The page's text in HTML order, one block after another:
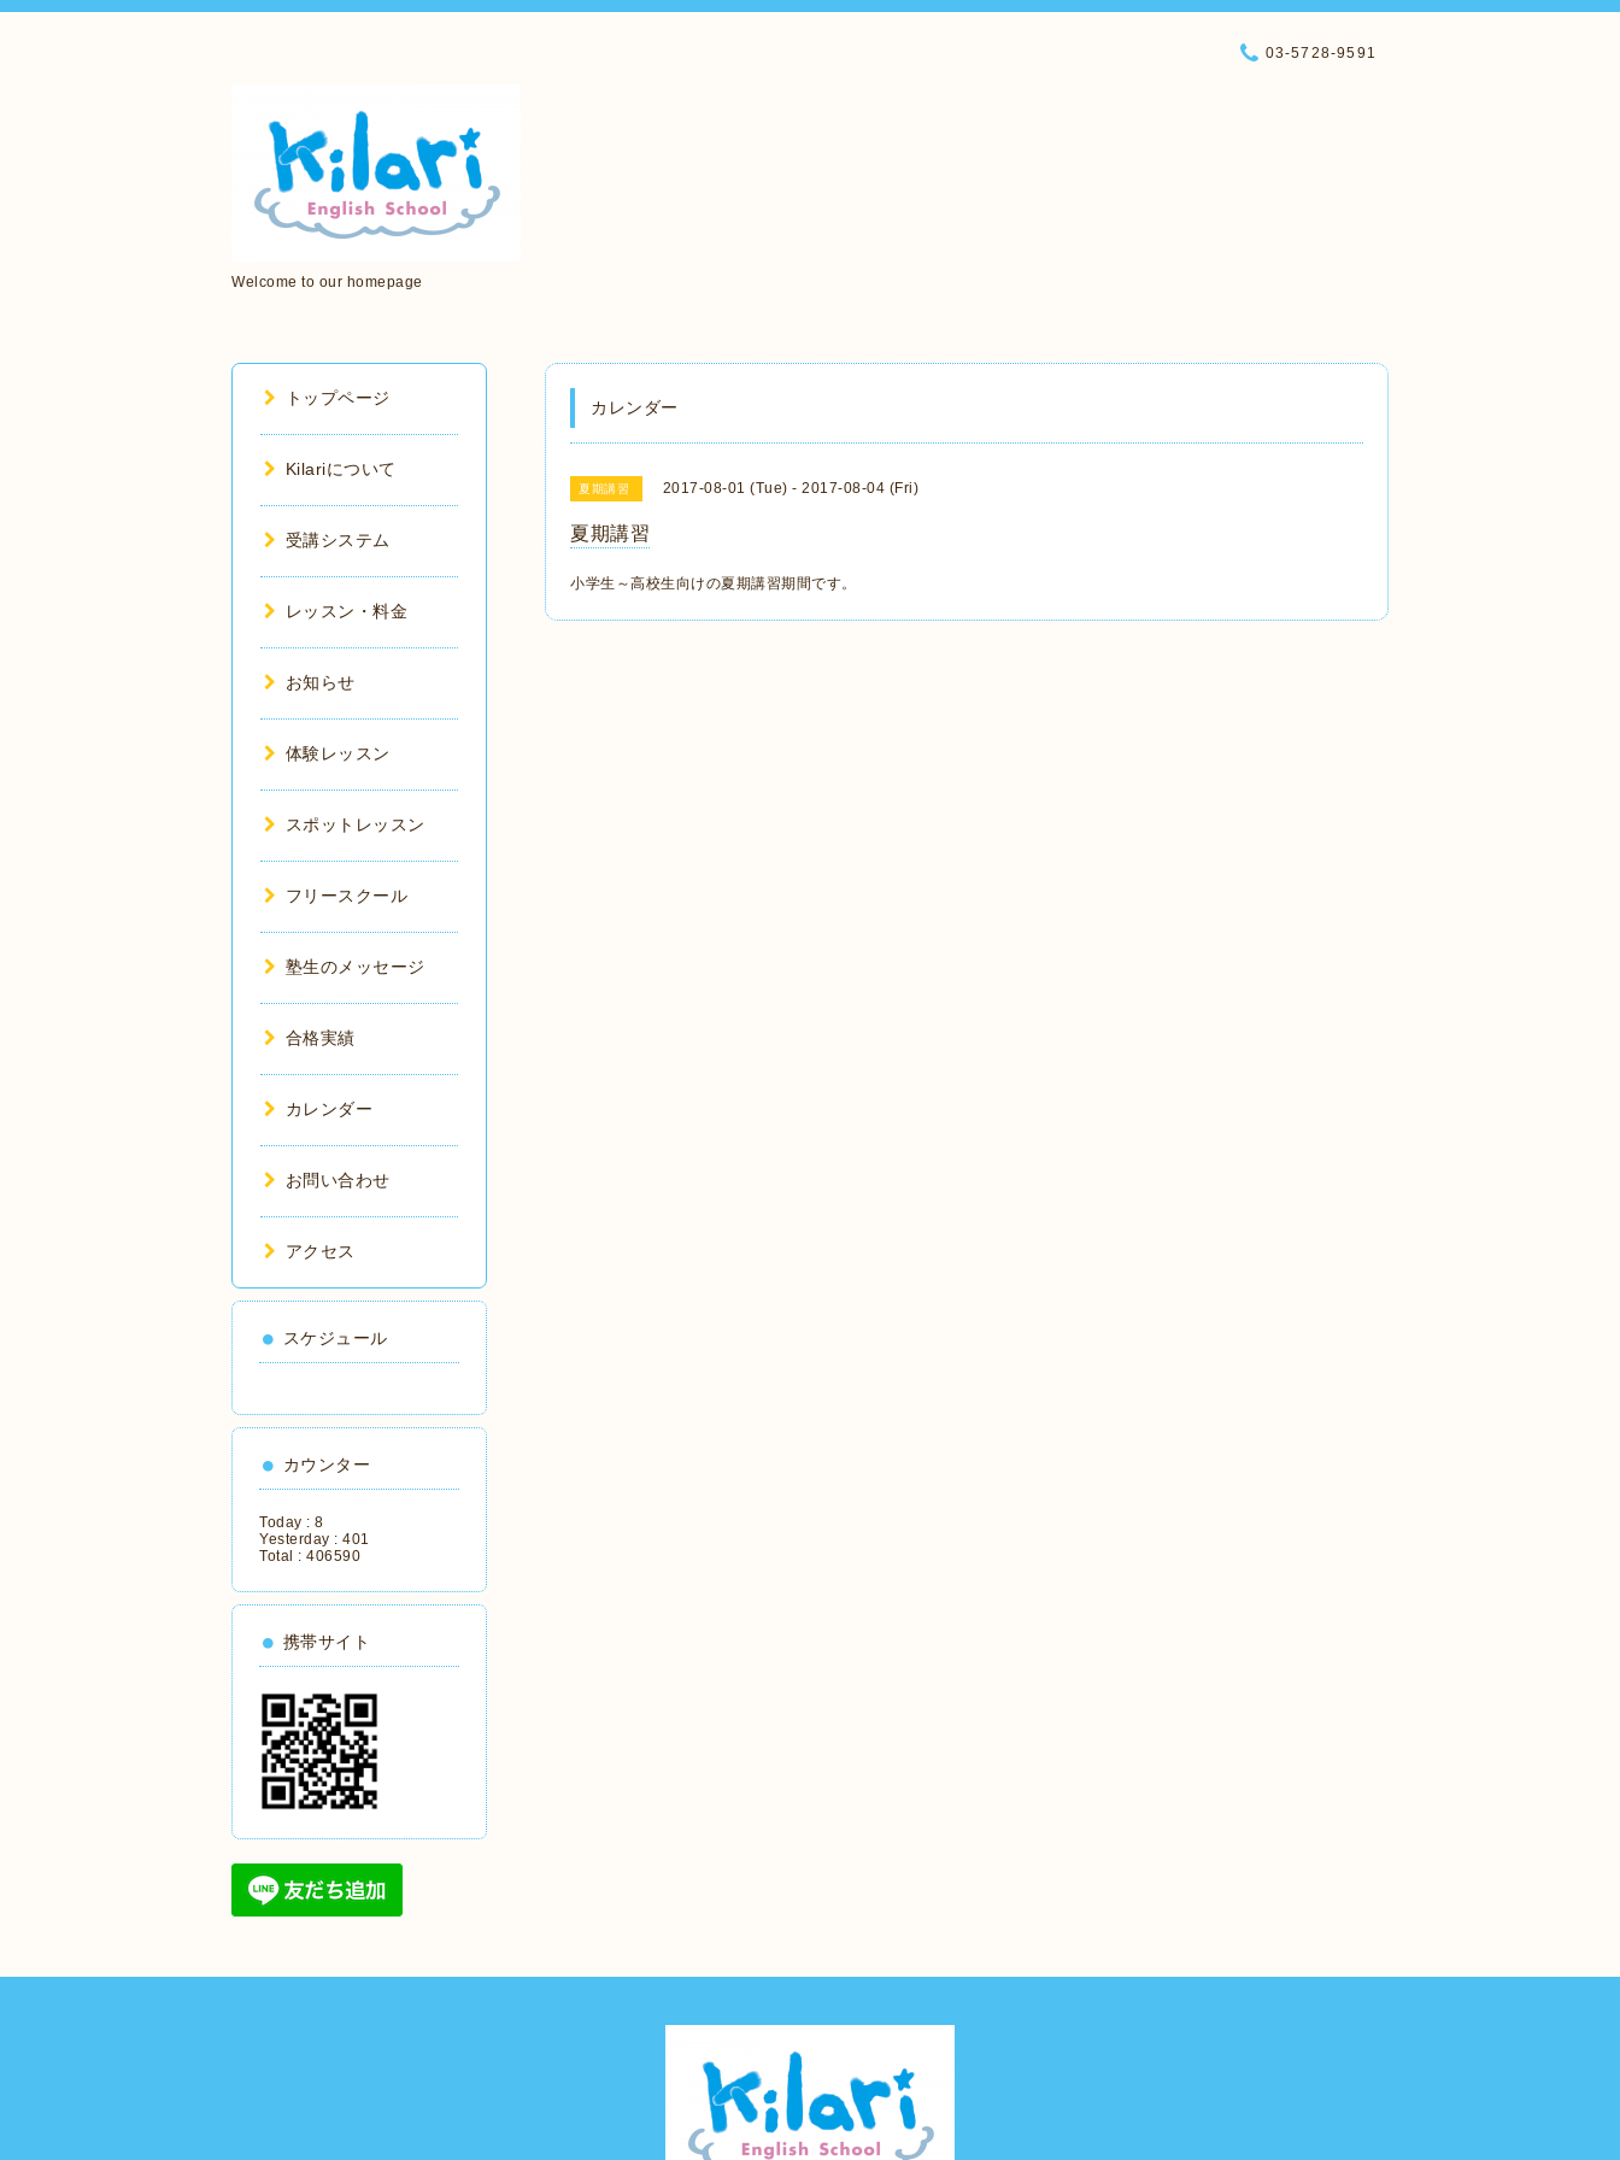
Welcome to our homepage
03-5728-9591
カレンダー
夏期講習 2017-08-01 (Tue) - 2017-08-04 (Fri)
夏期講習
小学生～高校生向けの夏期講習期間です。
トップページ
Kilariについて
受講システム
レッスン・料金
お知らせ
体験レッスン
スポットレッスン
フリースクール
塾生のメッセージ
合格実績
カレンダー
お問い合わせ
アクセス
スケジュール
カウンター
Today : 8
Yesterday : 401
Total : 406590
携帯サイト